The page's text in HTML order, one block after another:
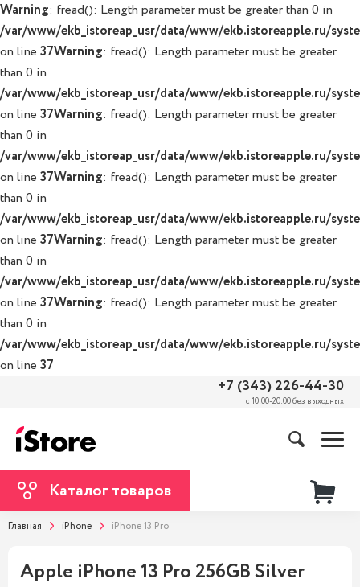
Warning: fread(): Length parameter must be greater than 0 in
/var/www/ekb_istoreap_usr/data/www/ekb.istoreapple.ru/
on line 37Warning: fread(): Length parameter must be greater
than 0 in
/var/www/ekb_istoreap_usr/data/www/ekb.istoreapple.ru/
on line 37Warning: fread(): Length parameter must be greater
than 0 in
/var/www/ekb_istoreap_usr/data/www/ekb.istoreapple.ru/
on line 37Warning: fread(): Length parameter must be greater
than 0 in
/var/www/ekb_istoreap_usr/data/www/ekb.istoreapple.ru/
on line 37Warning: fread(): Length parameter must be greater
than 0 in
/var/www/ekb_istoreap_usr/data/www/ekb.istoreapple.ru/
on line 37Warning: fread(): Length parameter must be greater
than 0 in
/var/www/ekb_istoreap_usr/data/www/ekb.istoreapple.ru/
on line 37
+7 (343) 226-44-30
с 10:00-20:00 без выходных
Каталог товаров
Главная iPhone iPhone 13 Pro
Apple iPhone 13 Pro 256GB Silver